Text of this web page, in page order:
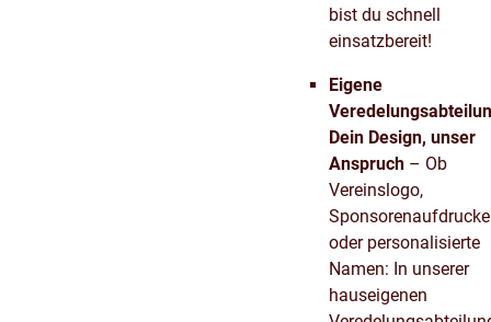
bist du schnell
einsatzbereit!
Eigene
Dein Design, unser
Anspruch – Ob
Vereinslogo,
Sponsorenaufdrucke
oder personalisierte
Namen: In unserer
hauseigenen